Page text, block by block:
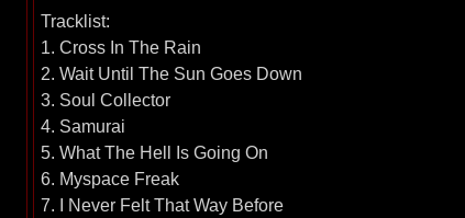
Tracklist:
1. Cross In The Rain
2. Wait Until The Sun Goes Down
3. Soul Collector
4. Samurai
5. What The Hell Is Going On
6. Myspace Freak
7. I Never Felt That Way Before